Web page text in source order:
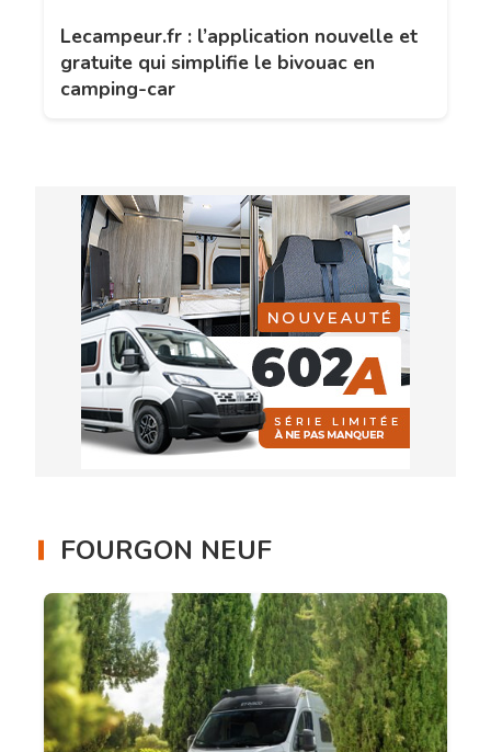
Lecampeur.fr : l’application nouvelle et
gratuite qui simplifie le bivouac en
camping-car
FOURGON NEUF